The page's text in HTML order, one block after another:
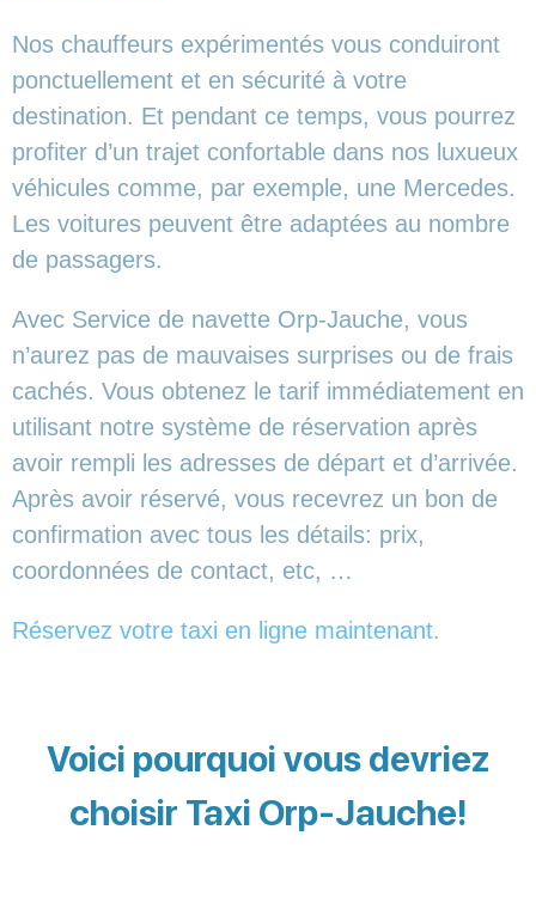
Nos chauffeurs expérimentés vous conduiront
ponctuellement et en sécurité à votre
destination. Et pendant ce temps, vous pourrez
profiter d’un trajet confortable dans nos luxueux
véhicules comme, par exemple, une Mercedes.
Les voitures peuvent être adaptées au nombre
de passagers.
Avec Service de navette Orp-Jauche, vous
n’aurez pas de mauvaises surprises ou de frais
cachés. Vous obtenez le tarif immédiatement en
utilisant notre système de réservation après
avoir rempli les adresses de départ et d’arrivée.
Après avoir réservé, vous recevrez un bon de
confirmation avec tous les détails: prix,
coordonnées de contact, etc, …
Réservez votre taxi en ligne maintenant.
Voici pourquoi vous devriez
choisir Taxi Orp-Jauche!